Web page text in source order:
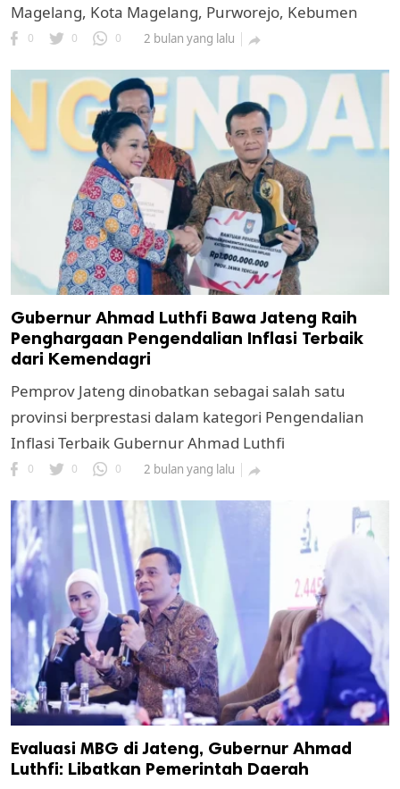
Magelang, Kota Magelang, Purworejo, Kebumen
0 0 0 2 bulan yang lalu 
Gubernur Ahmad Luthfi Bawa Jateng Raih
Penghargaan Pengendalian Inflasi Terbaik
dari Kemendagri
Pemprov Jateng dinobatkan sebagai salah satu
provinsi berprestasi dalam kategori Pengendalian
Inflasi Terbaik Gubernur Ahmad Luthfi
0 0 0 2 bulan yang lalu 
Evaluasi MBG di Jateng, Gubernur Ahmad
Luthfi: Libatkan Pemerintah Daerah